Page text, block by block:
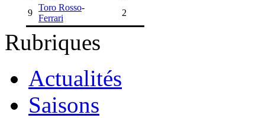
9
Toro Rosso-
Ferrari
2
Rubriques
Actualités
Saisons